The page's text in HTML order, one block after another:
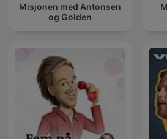
Misjonen med Antonsen
og Golden